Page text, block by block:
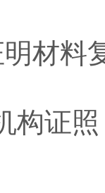
料
证照